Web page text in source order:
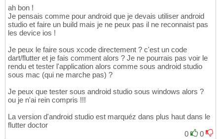
ah bon !
Je pensais comme pour android que je devais utiliser android
studio et faire un build mais je ne peux pas il ne reconnaist pas
les device ios !
Je peux le faire sous xcode directement ? c'est un code
dart/flutter et je fais comment alors ? Je ne pourrais pas voir le
rendu et tester l'application alors comme sous android studio
sous mac (qui ne marche pas) ?
Je peux que tester sous android studio sous windows alors ?
ou je n'ai rein compris !!!
La version d'android studio est marquéz dans plus haut dans le
flutter doctor
0
0